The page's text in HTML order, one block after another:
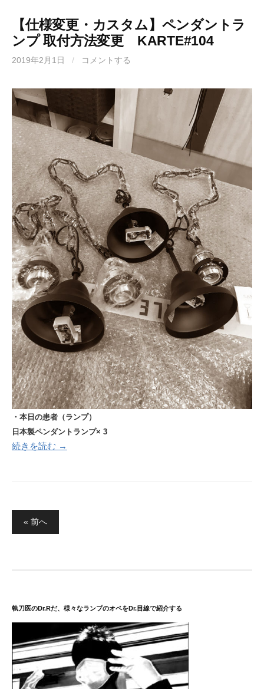
【仕様変更・カスタム】ペンダントラ
ンプ 取付方法変更 KARTE#104
2019年2月1日 / コメントする
・本日の患者（ランプ）
日本製ペンダントランプ× 3
続きを読む →
り
« 前へ
執刀医のDr.Rだ、様々なランプのオペをDr.目線で紹介する